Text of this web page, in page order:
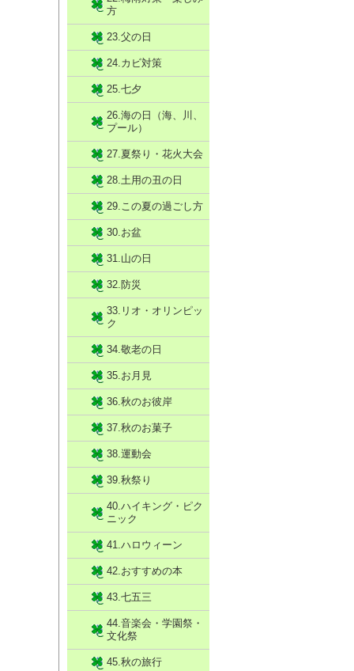
方
23.父の日
24.カビ対策
25.七夕
26.海の日（海、川、
プール）
27.夏祭り・花火大会
28.土用の丑の日
29.この夏の過ごし方
30.お盆
31.山の日
32.防災
33.リオ・オリンピッ
ク
34.敬老の日
35.お月見
36.秋のお彼岸
37.秋のお菓子
38.運動会
39.秋祭り
40.ハイキング・ピク
ニック
41.ハロウィーン
42.おすすめの本
43.七五三
44.音楽会・学園祭・
文化祭
45.秋の旅行